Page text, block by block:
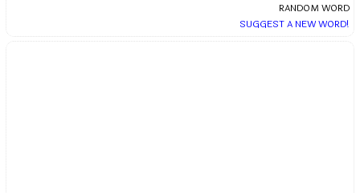
RANDOM WORD
SUGGEST A NEW WORD!